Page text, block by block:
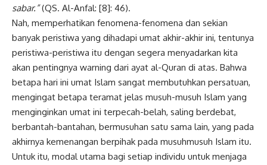
sabar.”(QS. Al-Anfal: [8]: 46).
Nah, memperhatikan fenomena-fenomena dan sekian
banyak peristiwa yang dihadapi umat akhir-akhir ini, tentunya
peristiwa-peristiwa itu dengan segera menyadarkan kita
akan pentingnya warning dari ayat al-Quran di atas. Bahwa
betapa hari ini umat Islam sangat membutuhkan persatuan,
mengingat betapa teramat jelas musuh-musuh Islam yang
menginginkan umat ini terpecah-belah, saling berdebat,
berbantah-bantahan, bermusuhan satu sama lain, yang pada
akhirnya kemenangan berpihak pada musuhmusuh Islam itu.
Untuk itu, modal utama bagi setiap individu untuk menjaga